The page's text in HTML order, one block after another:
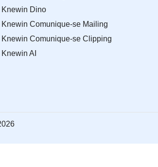
Knewin Dino
Knewin Comunique-se Mailing
Knewin Comunique-se Clipping
Knewin AI